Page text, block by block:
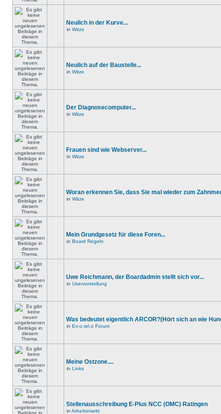
Neulich in der Kurve...
in Witze
Neulich auf der Baustelle...
in Witze
Der Diagnosecomputer...
in Witze
Frauen sind wie Webserver...
in Witze
Woran erkennen Sie, dass Sie mal wieder zum
in Witze
Mein Grundgesetz für diese Foren...
in Board Regeln
Uwe Reichmann, der Boardadmin stellt sich vor...
in Uservorstellung
Was bedeutet eigentlich ARCOR?(Hört sich an wie
in Ex-o.tel.o Forum
Meine Ostzone....
in Links
Stellenausschreibung E-Plus NCC (OMC) Ratingen
in Arbeitsmarkt